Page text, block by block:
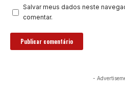
Salvar meus dados neste
comentar.
-